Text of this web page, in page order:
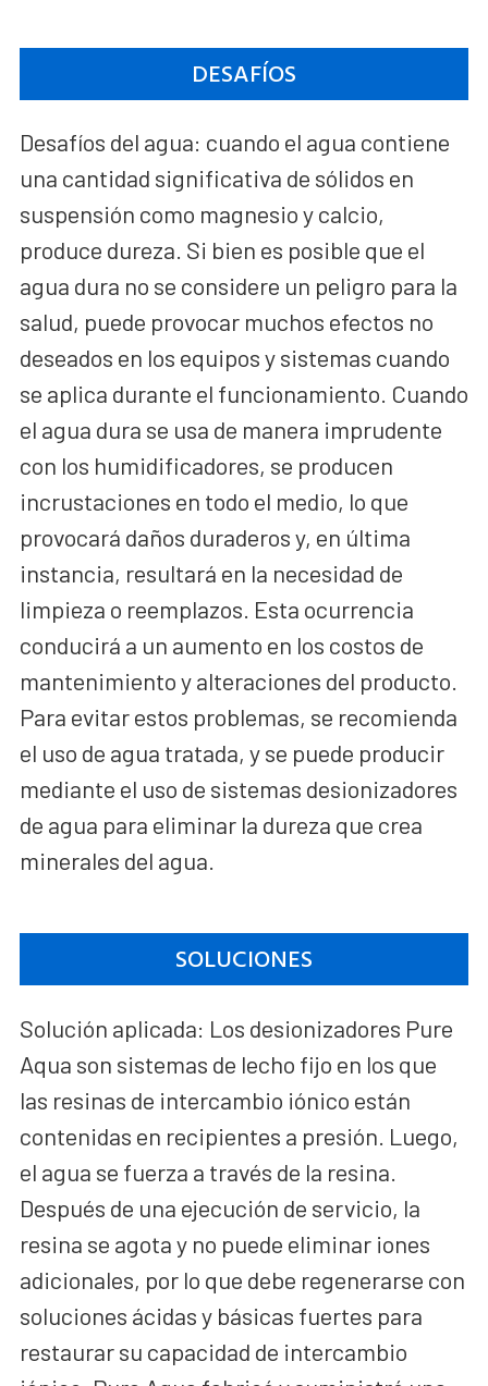
DESAFÍOS
Desafíos del agua: cuando el agua contiene
una cantidad significativa de sólidos en
suspensión como magnesio y calcio,
produce dureza. Si bien es posible que el
agua dura no se considere un peligro para la
salud, puede provocar muchos efectos no
deseados en los equipos y sistemas cuando
se aplica durante el funcionamiento. Cuando
el agua dura se usa de manera imprudente
con los humidificadores, se producen
incrustaciones en todo el medio, lo que
provocará daños duraderos y, en última
instancia, resultará en la necesidad de
limpieza o reemplazos. Esta ocurrencia
conducirá a un aumento en los costos de
mantenimiento y alteraciones del producto.
Para evitar estos problemas, se recomienda
el uso de agua tratada, y se puede producir
mediante el uso de sistemas desionizadores
de agua para eliminar la dureza que crea
minerales del agua.
SOLUCIONES
Solución aplicada: Los desionizadores Pure
Aqua son sistemas de lecho fijo en los que
las resinas de intercambio iónico están
contenidas en recipientes a presión. Luego,
el agua se fuerza a través de la resina.
Después de una ejecución de servicio, la
resina se agota y no puede eliminar iones
adicionales, por lo que debe regenerarse con
soluciones ácidas y básicas fuertes para
restaurar su capacidad de intercambio